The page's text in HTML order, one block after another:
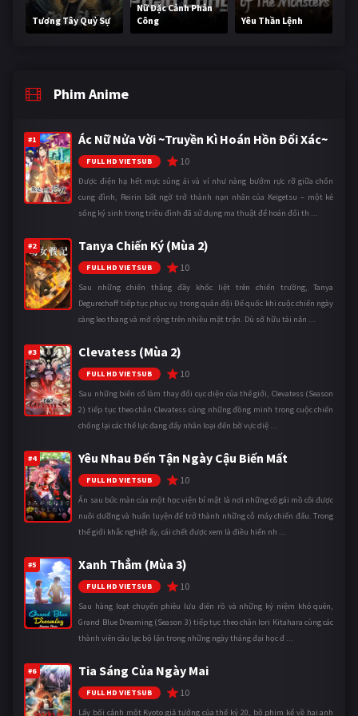
Tương Tây Quỷ Sự
Nữ Đặc Cảnh Phản
Công
Yêu Thần Lệnh
Phim Anime
#1 Ác Nữ Nửa Vời ~Truyền Kì Hoán Hồn Đổi Xác~
FULL HD VIETSUB 10
Được điện hạ hết mực sủng ái và ví như nàng bướm rực rỡ giữa chốn
cung đình, Reirin bất ngờ trở thành nạn nhân của Keigetsu – một kẻ
sống ký sinh trong triều đình đã sử dụng ma thuật để hoán đổi th ...
#2 Tanya Chiến Ký (Mùa 2)
FULL HD VIETSUB 10
Sau những chiến thắng đầy khốc liệt trên chiến trường, Tanya
Degurechaff tiếp tục phục vụ trong quân đội Đế quốc khi cuộc chiến ngày
càng leo thang và mở rộng trên nhiều mặt trận. Dù sở hữu tài năn ...
#3 Clevatess (Mùa 2)
FULL HD VIETSUB 10
Sau những biến cố làm thay đổi cục diện của thế giới, Clevatess (Season
2) tiếp tục theo chân Clevatess cùng những đồng minh trong cuộc chiến
chống lại các thế lực đang đẩy nhân loại đến bờ vực diệ ...
#4 Yêu Nhau Đến Tận Ngày Cậu Biến Mất
FULL HD VIETSUB 10
Ẩn sau bức màn của một học viện bí mật là nơi những cô gái mồ côi được
nuôi dưỡng và huấn luyện để trở thành những cỗ máy chiến đấu. Trong
thế giới khắc nghiệt ấy, cái chết được xem là điều hiển nh ...
#5 Xanh Thẳm (Mùa 3)
FULL HD VIETSUB 10
Sau hàng loạt chuyến phiêu lưu điên rồ và những kỷ niệm khó quên,
Grand Blue Dreaming (Season 3) tiếp tục theo chân Iori Kitahara cùng các
thành viên câu lạc bộ lặn trong những ngày tháng đại học đ ...
#6 Tia Sáng Của Ngày Mai
FULL HD VIETSUB 10
Lấy bối cảnh một Kyoto giả tưởng của thế kỷ 20, bộ phim kể về hai anh